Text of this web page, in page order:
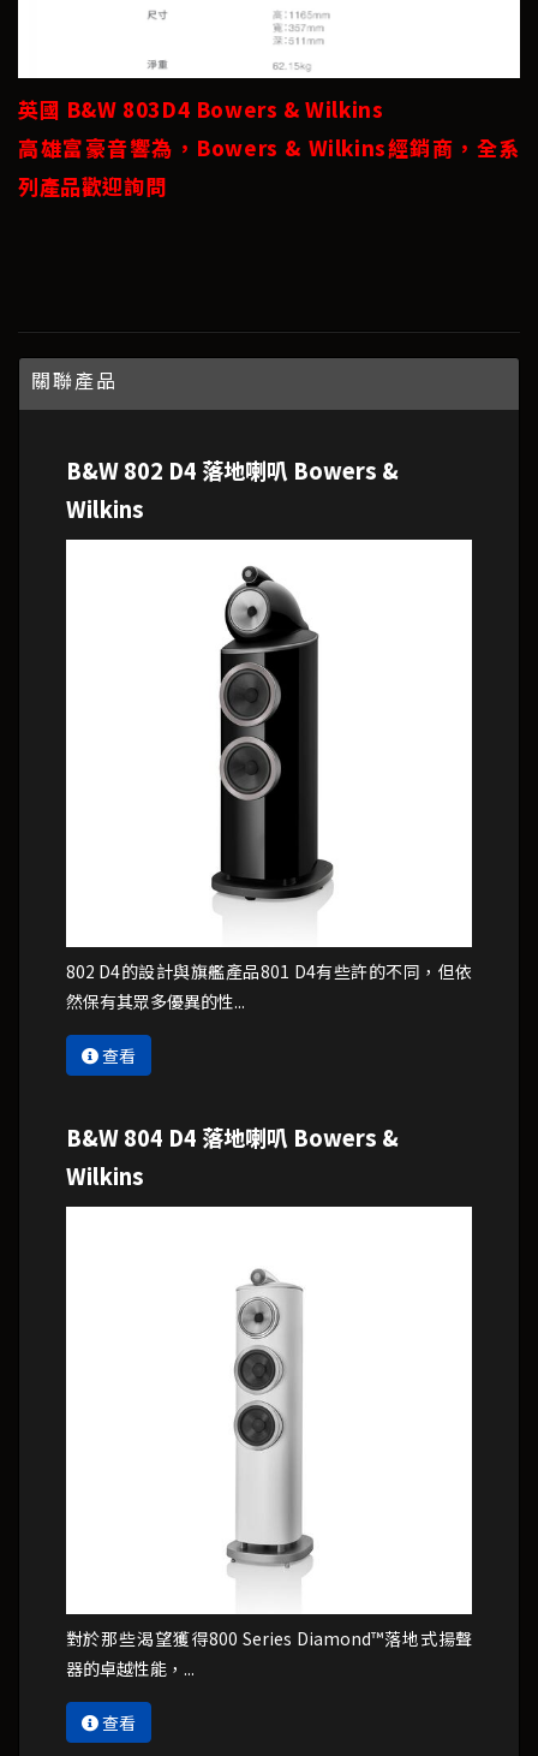
英國 B&W 803D4 Bowers & Wilkins
高雄富豪音響為，Bowers & Wilkins經銷商，全系
列產品歡迎詢問
關聯產品
802 D4的設計與旗艦產品801 D4有些許的不同，但依
然保有其眾多優異的性...
查看
B&W 802 D4 落地喇叭 Bowers &
Wilkins
對於那些渴望獲得800 Series Diamond™落地式揚聲
器的卓越性能，...
查看
B&W 804 D4 落地喇叭 Bowers &
Wilkins